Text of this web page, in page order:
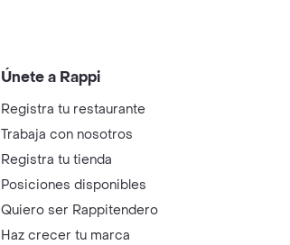
Únete a Rappi
Registra tu restaurante
Trabaja con nosotros
Registra tu tienda
Posiciones disponibles
Quiero ser Rappitendero
Haz crecer tu marca